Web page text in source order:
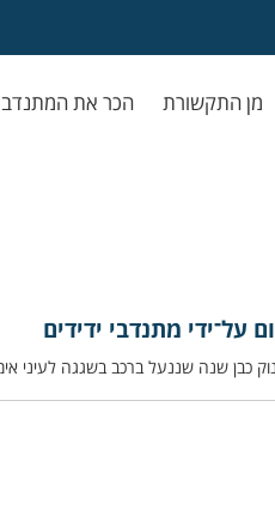
מן התקשורת הכר את המתנדב
על־ידי מתנדבי ידידים